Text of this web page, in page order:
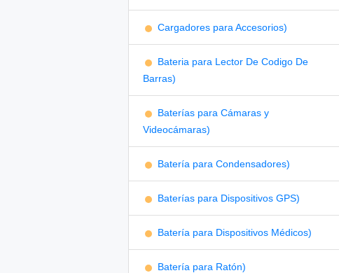
Cargadores para Accesorios)
Bateria para Lector De Codigo De
Barras)
Baterías para Cámaras y
Videocámaras)
Batería para Condensadores)
Baterías para Dispositivos GPS)
Batería para Dispositivos Médicos)
Batería para Ratón)